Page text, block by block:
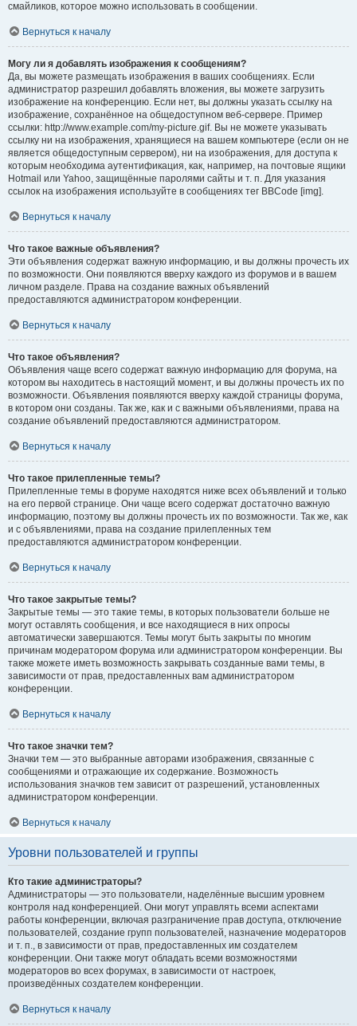
смайликов, которое можно использовать в сообщении.
Вернуться к началу
Могу ли я добавлять изображения к сообщениям?
Да, вы можете размещать изображения в ваших сообщениях. Если
администратор разрешил добавлять вложения, вы можете загрузить
изображение на конференцию. Если нет, вы должны указать ссылку на
изображение, сохранённое на общедоступном веб-сервере. Пример
ссылки: http://www.example.com/my-picture.gif. Вы не можете указывать
ссылку ни на изображения, хранящиеся на вашем компьютере (если он не
является общедоступным сервером), ни на изображения, для доступа к
которым необходима аутентификация, как, например, на почтовые ящики
Hotmail или Yahoo, защищённые паролями сайты и т. п. Для указания
ссылок на изображения используйте в сообщениях тег BBCode [img].
Вернуться к началу
Что такое важные объявления?
Эти объявления содержат важную информацию, и вы должны прочесть их
по возможности. Они появляются вверху каждого из форумов и в вашем
личном разделе. Права на создание важных объявлений
предоставляются администратором конференции.
Вернуться к началу
Что такое объявления?
Объявления чаще всего содержат важную информацию для форума, на
котором вы находитесь в настоящий момент, и вы должны прочесть их по
возможности. Объявления появляются вверху каждой страницы форума,
в котором они созданы. Так же, как и с важными объявлениями, права на
создание объявлений предоставляются администратором.
Вернуться к началу
Что такое прилепленные темы?
Прилепленные темы в форуме находятся ниже всех объявлений и только
на его первой странице. Они чаще всего содержат достаточно важную
информацию, поэтому вы должны прочесть их по возможности. Так же, как
и с объявлениями, права на создание прилепленных тем
предоставляются администратором конференции.
Вернуться к началу
Что такое закрытые темы?
Закрытые темы — это такие темы, в которых пользователи больше не
могут оставлять сообщения, и все находящиеся в них опросы
автоматически завершаются. Темы могут быть закрыты по многим
причинам модератором форума или администратором конференции. Вы
также можете иметь возможность закрывать созданные вами темы, в
зависимости от прав, предоставленных вам администратором
конференции.
Вернуться к началу
Что такое значки тем?
Значки тем — это выбранные авторами изображения, связанные с
сообщениями и отражающие их содержание. Возможность
использования значков тем зависит от разрешений, установленных
администратором конференции.
Вернуться к началу
Уровни пользователей и группы
Кто такие администраторы?
Администраторы — это пользователи, наделённые высшим уровнем
контроля над конференцией. Они могут управлять всеми аспектами
работы конференции, включая разграничение прав доступа, отключение
пользователей, создание групп пользователей, назначение модераторов
и т. п., в зависимости от прав, предоставленных им создателем
конференции. Они также могут обладать всеми возможностями
модераторов во всех форумах, в зависимости от настроек,
произведённых создателем конференции.
Вернуться к началу